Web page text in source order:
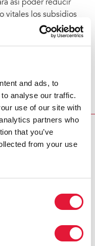
and ads, to
analyse our traffic.
use of our site with
partners who
that you’ve
from your use
así poder reducir
vitales los subsidios
económicos y
para que
para ser
para las jóvenes”,
comprometido
and calls for a